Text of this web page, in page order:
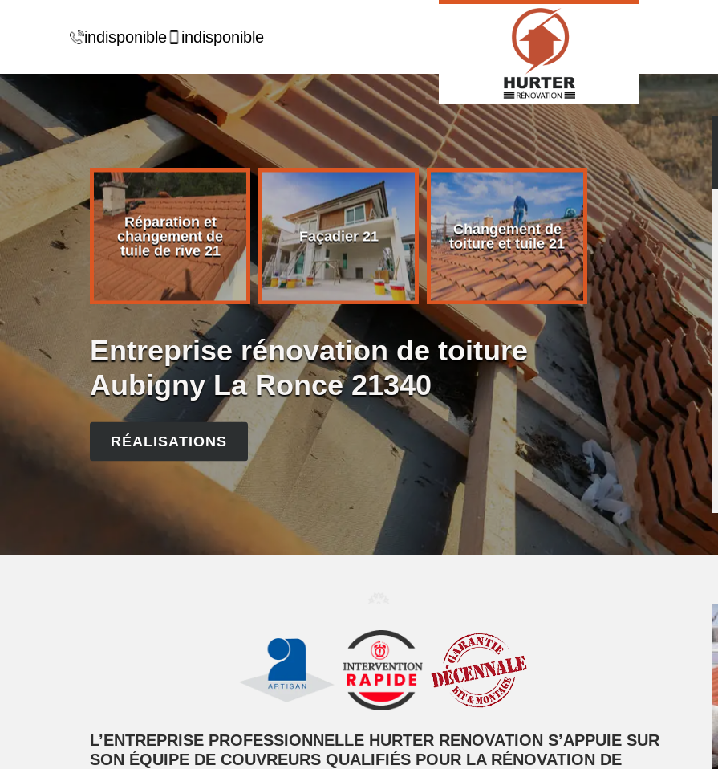
indisponible indisponible
de
21
Réparation et
changement de
tuile de rive 21
Façadier 21
Changement de
toiture et tuile 21
Rénovation de
toiture 21
Entreprise rénovation de toiture
Aubigny La Ronce 21340
RÉALISATIONS
L’ENTREPRISE PROFESSIONNELLE HURTER RENOVATION S’APPUIE SUR
SON ÉQUIPE DE COUVREURS QUALIFIÉS POUR LA RÉNOVATION DE